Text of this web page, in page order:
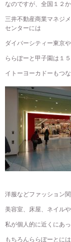
なのですが、全国１２
三井不動産商業マネジ
センターには
ダイバーシティー東京
ららぽーと甲子園は１
イトーヨーカドーもつ
洋服などファッション
美容室、床屋、ネイル
私が個人的に近くにあ
もちろんららぽーとに